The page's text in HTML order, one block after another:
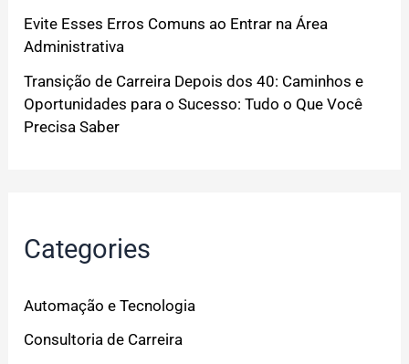
Evite Esses Erros Comuns ao Entrar na Área
Administrativa
Transição de Carreira Depois dos 40: Caminhos e
Oportunidades para o Sucesso: Tudo o Que Você
Precisa Saber
Categories
Automação e Tecnologia
Consultoria de Carreira